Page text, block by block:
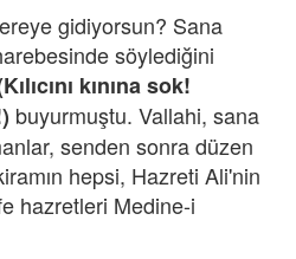
gidiyorsun? Sana
söylediğini
kınına sok!
buyurmuştu. Vallahi, sana
senden sonra düzen
hepsi, Hazreti Ali'nin
hazretleri Medine-i